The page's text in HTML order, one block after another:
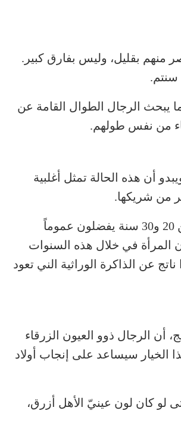
منهم بقليل، وليس بفارق كبير.
يبحث الرجال الطوال القامة عن
من نفس طولهم.
أن هذه الحالة تمثل أغلبية
من شريكها.
وهكذا اكتشف العلماء أن الرجال الذين تتراوح أعمارهم بين 20 و30 سنة يفضلون عموماً
بين 24 و26 سنة. والسبب أن المرأة في خلال هذه السنوات
عن الذاكرة الوراثية الني تعود
الرجال ذوو العيون الزرقاء
الخيار سيساعد على إنجاب أولاد
لو كان لون عينيّ الأهل أزرق،